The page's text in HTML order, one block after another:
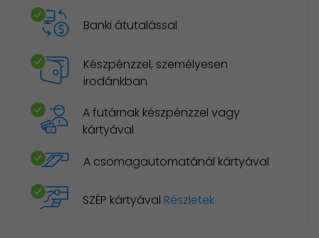
Banki átutalással
Készpénzzel, személyesen
irodánkban
A futárnak készpénzzel vagy
kártyával
A csomagautomatánál kártyával
SZÉP kártyával Részletek